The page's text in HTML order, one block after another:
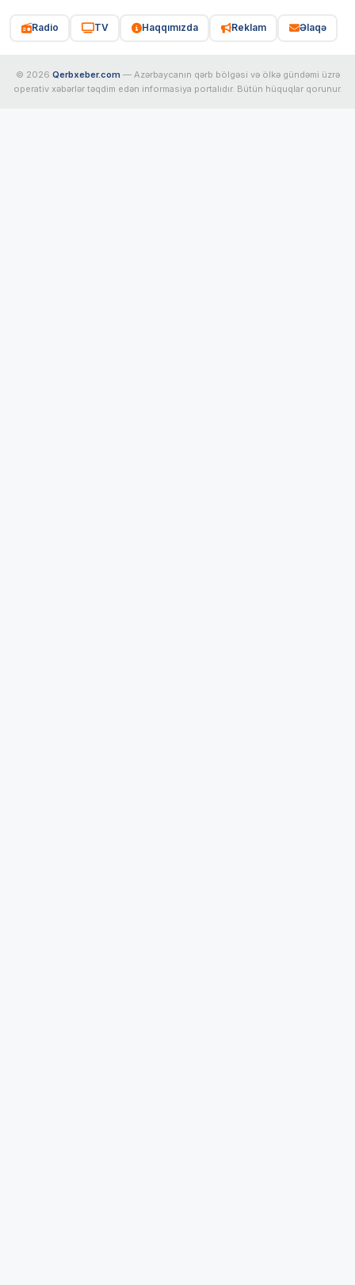
Radio TV Haqqımızda Reklam Əlaqə
© 2026 Qerbxeber.com — Azərbaycanın qərb bölgəsi və ölkə gündəmi üzrə
operativ xəbərlər təqdim edən informasiya portalıdır. Bütün hüquqlar qorunur.